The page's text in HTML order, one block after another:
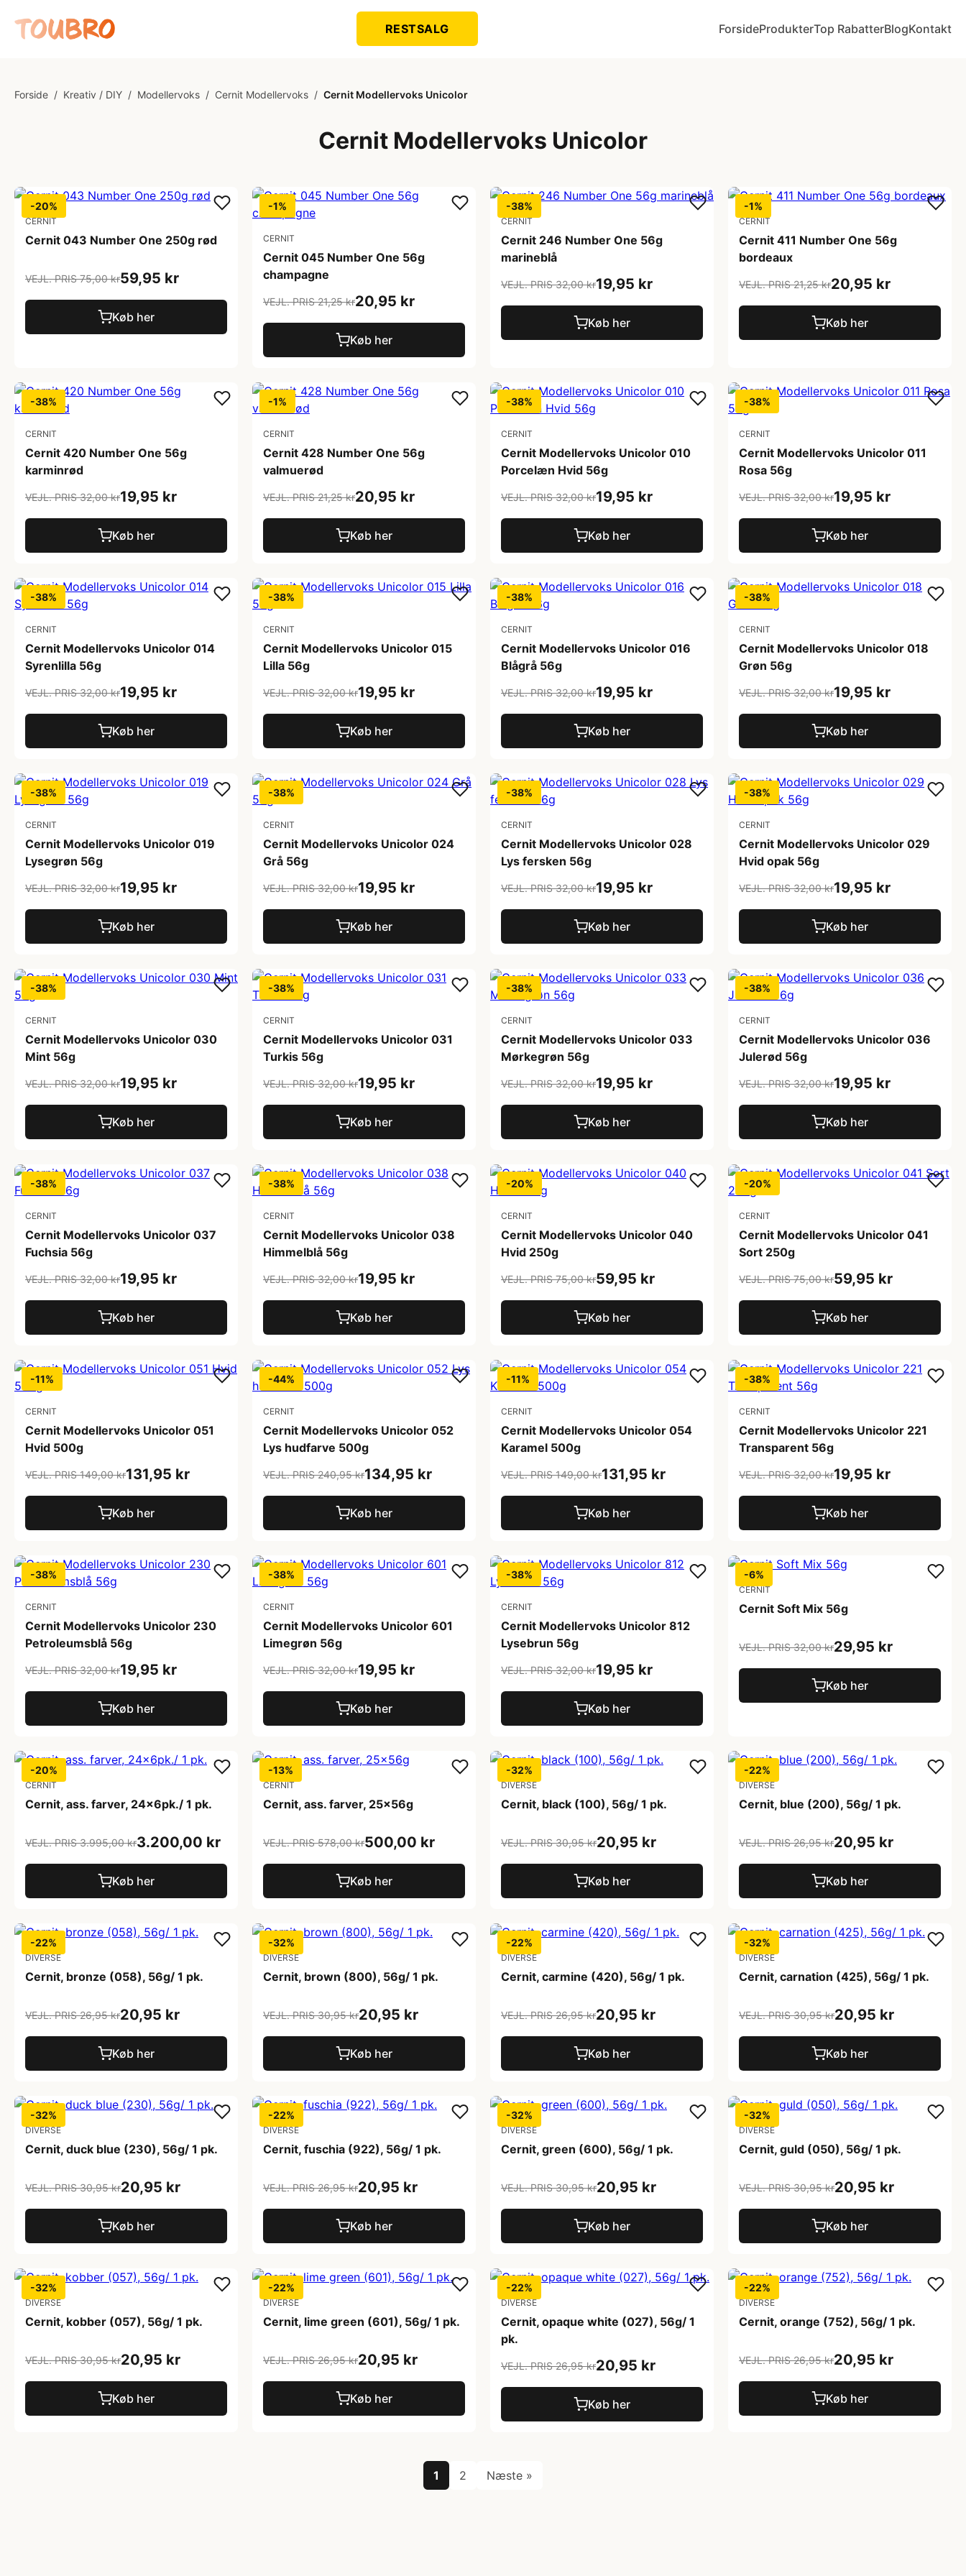
RESTSALG ForsideProdukterTop RabatterBlogKontakt
Forside / Kreativ / DIY / Modellervoks / Cernit Modellervoks / Cernit Modellervoks Unicolor
Cernit Modellervoks Unicolor
-20%
CERNIT
Cernit 043 Number One 250g rød
VEJL. PRIS 75,00 kr59,95 kr
Køb her
-1%
CERNIT
Cernit 045 Number One 56g
champagne
VEJL. PRIS 21,25 kr20,95 kr
Køb her
-38%
CERNIT
Cernit 246 Number One 56g
marineblå
VEJL. PRIS 32,00 kr19,95 kr
Køb her
-1%
CERNIT
Cernit 411 Number One 56g
bordeaux
VEJL. PRIS 21,25 kr20,95 kr
Køb her
-38%
CERNIT
Cernit 420 Number One 56g
karminrød
VEJL. PRIS 32,00 kr19,95 kr
Køb her
-1%
CERNIT
Cernit 428 Number One 56g
valmuerød
VEJL. PRIS 21,25 kr20,95 kr
Køb her
-38%
CERNIT
Cernit Modellervoks Unicolor 010
Porcelæn Hvid 56g
VEJL. PRIS 32,00 kr19,95 kr
Køb her
-38%
CERNIT
Cernit Modellervoks Unicolor 011
Rosa 56g
VEJL. PRIS 32,00 kr19,95 kr
Køb her
-38%
CERNIT
Cernit Modellervoks Unicolor 014
Syrenlilla 56g
VEJL. PRIS 32,00 kr19,95 kr
Køb her
-38%
CERNIT
Cernit Modellervoks Unicolor 015
Lilla 56g
VEJL. PRIS 32,00 kr19,95 kr
Køb her
-38%
CERNIT
Cernit Modellervoks Unicolor 016
Blågrå 56g
VEJL. PRIS 32,00 kr19,95 kr
Køb her
-38%
CERNIT
Cernit Modellervoks Unicolor 018
Grøn 56g
VEJL. PRIS 32,00 kr19,95 kr
Køb her
-38%
CERNIT
Cernit Modellervoks Unicolor 019
Lysegrøn 56g
VEJL. PRIS 32,00 kr19,95 kr
Køb her
-38%
CERNIT
Cernit Modellervoks Unicolor 024
Grå 56g
VEJL. PRIS 32,00 kr19,95 kr
Køb her
-38%
CERNIT
Cernit Modellervoks Unicolor 028
Lys fersken 56g
VEJL. PRIS 32,00 kr19,95 kr
Køb her
-38%
CERNIT
Cernit Modellervoks Unicolor 029
Hvid opak 56g
VEJL. PRIS 32,00 kr19,95 kr
Køb her
-38%
CERNIT
Cernit Modellervoks Unicolor 030
Mint 56g
VEJL. PRIS 32,00 kr19,95 kr
Køb her
-38%
CERNIT
Cernit Modellervoks Unicolor 031
Turkis 56g
VEJL. PRIS 32,00 kr19,95 kr
Køb her
-38%
CERNIT
Cernit Modellervoks Unicolor 033
Mørkegrøn 56g
VEJL. PRIS 32,00 kr19,95 kr
Køb her
-38%
CERNIT
Cernit Modellervoks Unicolor 036
Julerød 56g
VEJL. PRIS 32,00 kr19,95 kr
Køb her
-38%
CERNIT
Cernit Modellervoks Unicolor 037
Fuchsia 56g
VEJL. PRIS 32,00 kr19,95 kr
Køb her
-38%
CERNIT
Cernit Modellervoks Unicolor 038
Himmelblå 56g
VEJL. PRIS 32,00 kr19,95 kr
Køb her
-20%
CERNIT
Cernit Modellervoks Unicolor 040
Hvid 250g
VEJL. PRIS 75,00 kr59,95 kr
Køb her
-20%
CERNIT
Cernit Modellervoks Unicolor 041
Sort 250g
VEJL. PRIS 75,00 kr59,95 kr
Køb her
-11%
CERNIT
Cernit Modellervoks Unicolor 051
Hvid 500g
VEJL. PRIS 149,00 kr131,95 kr
Køb her
-44%
CERNIT
Cernit Modellervoks Unicolor 052
Lys hudfarve 500g
VEJL. PRIS 240,95 kr134,95 kr
Køb her
-11%
CERNIT
Cernit Modellervoks Unicolor 054
Karamel 500g
VEJL. PRIS 149,00 kr131,95 kr
Køb her
-38%
CERNIT
Cernit Modellervoks Unicolor 221
Transparent 56g
VEJL. PRIS 32,00 kr19,95 kr
Køb her
-38%
CERNIT
Cernit Modellervoks Unicolor 230
Petroleumsblå 56g
VEJL. PRIS 32,00 kr19,95 kr
Køb her
-38%
CERNIT
Cernit Modellervoks Unicolor 601
Limegrøn 56g
VEJL. PRIS 32,00 kr19,95 kr
Køb her
-38%
CERNIT
Cernit Modellervoks Unicolor 812
Lysebrun 56g
VEJL. PRIS 32,00 kr19,95 kr
Køb her
-6%
CERNIT
Cernit Soft Mix 56g
VEJL. PRIS 32,00 kr29,95 kr
Køb her
-20%
CERNIT
Cernit, ass. farver, 24x6pk./ 1 pk.
VEJL. PRIS 3.995,00 kr3.200,00 kr
Køb her
-13%
CERNIT
Cernit, ass. farver, 25x56g
VEJL. PRIS 578,00 kr500,00 kr
Køb her
-32%
DIVERSE
Cernit, black (100), 56g/ 1 pk.
VEJL. PRIS 30,95 kr20,95 kr
Køb her
-22%
DIVERSE
Cernit, blue (200), 56g/ 1 pk.
VEJL. PRIS 26,95 kr20,95 kr
Køb her
-22%
DIVERSE
Cernit, bronze (058), 56g/ 1 pk.
VEJL. PRIS 26,95 kr20,95 kr
Køb her
-32%
DIVERSE
Cernit, brown (800), 56g/ 1 pk.
VEJL. PRIS 30,95 kr20,95 kr
Køb her
-22%
DIVERSE
Cernit, carmine (420), 56g/ 1 pk.
VEJL. PRIS 26,95 kr20,95 kr
Køb her
-32%
DIVERSE
Cernit, carnation (425), 56g/ 1 pk.
VEJL. PRIS 30,95 kr20,95 kr
Køb her
-32%
DIVERSE
Cernit, duck blue (230), 56g/ 1 pk.
VEJL. PRIS 30,95 kr20,95 kr
Køb her
-22%
DIVERSE
Cernit, fuschia (922), 56g/ 1 pk.
VEJL. PRIS 26,95 kr20,95 kr
Køb her
-32%
DIVERSE
Cernit, green (600), 56g/ 1 pk.
VEJL. PRIS 30,95 kr20,95 kr
Køb her
-32%
DIVERSE
Cernit, guld (050), 56g/ 1 pk.
VEJL. PRIS 30,95 kr20,95 kr
Køb her
-32%
DIVERSE
Cernit, kobber (057), 56g/ 1 pk.
VEJL. PRIS 30,95 kr20,95 kr
Køb her
-22%
DIVERSE
Cernit, lime green (601), 56g/ 1 pk.
VEJL. PRIS 26,95 kr20,95 kr
Køb her
-22%
DIVERSE
Cernit, opaque white (027), 56g/ 1
pk.
VEJL. PRIS 26,95 kr20,95 kr
Køb her
-22%
DIVERSE
Cernit, orange (752), 56g/ 1 pk.
VEJL. PRIS 26,95 kr20,95 kr
Køb her
1 2 Næste »